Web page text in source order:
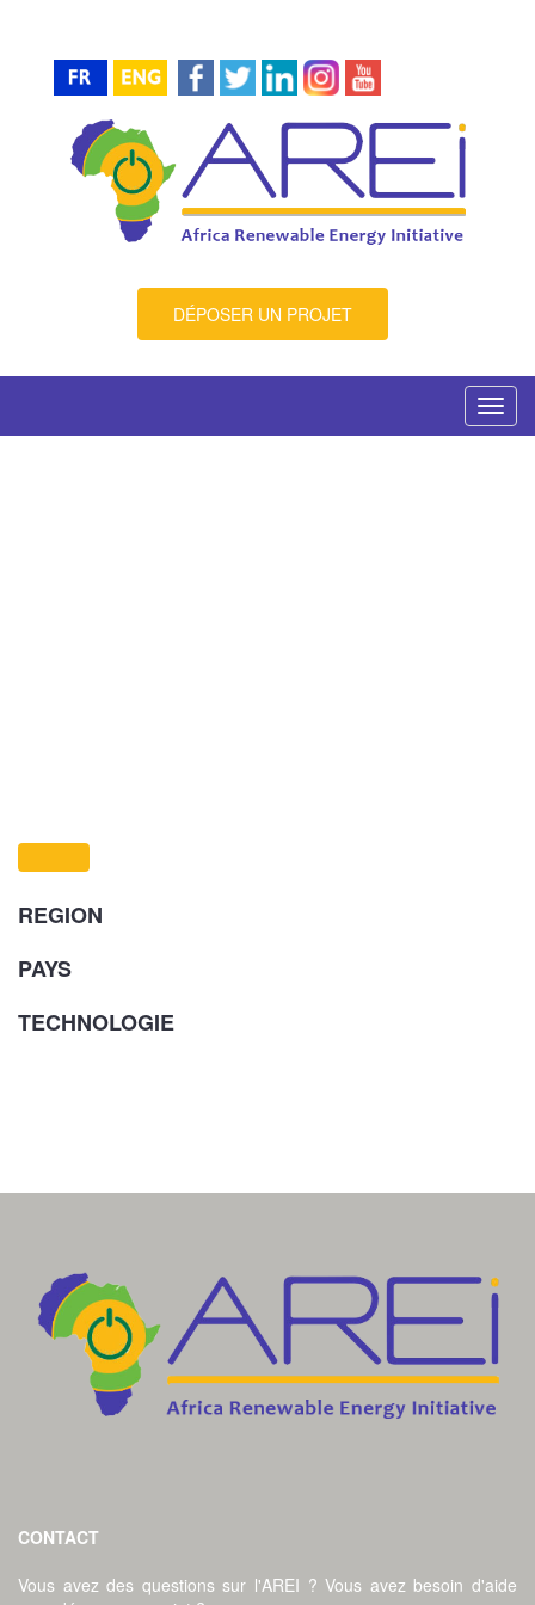
DÉPOSER UN PROJET
REGION
PAYS
TECHNOLOGIE
CONTACT
Vous avez des questions sur l'AREI ? Vous avez besoin d'aide